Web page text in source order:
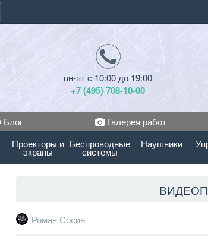
пн-пт с 10:00 до 19:00
+7 (495) 708-10-00
Блог Галерея работ
Проекторы и
экраны
Беспроводные
системы
Наушники
Роман Сосин